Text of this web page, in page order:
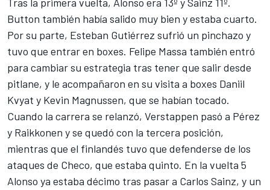
Button también había salido muy bien y estaba cuarto.
Por su parte, Esteban Gutiérrez sufrió un pinchazo y
tuvo que entrar en boxes. Felipe Massa también entró
para cambiar su estrategia tras tener que salir desde
pitlane, y le acompañaron en su visita a boxes Daniil
Kvyat y Kevin Magnussen, que se habían tocado.
Cuando la carrera se relanzó, Verstappen pasó a Pérez
y Raikkonen y se quedó con la tercera posición,
mientras que el finlandés tuvo que defenderse de los
ataques de Checo, que estaba quinto. En la vuelta 5
Alonso ya estaba décimo tras pasar a Carlos Sainz, y un